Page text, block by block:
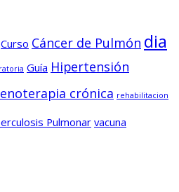
Curso Cáncer de Pulmón dia
Guía Hipertensión
crónica rehabilitacion
Pulmonarvacuna